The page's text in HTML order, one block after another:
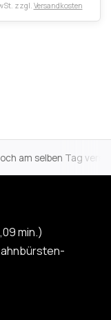
zzgl. Versandkosten
am selben Tag
min.)